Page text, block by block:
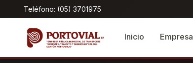
Teléfono: (05) 3701975
Inicio Empresa